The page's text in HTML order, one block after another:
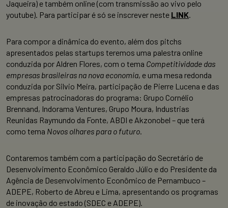
Jaqueira) e também online (com transmissão ao vivo pelo
youtube). Para participar é só se inscrever neste LINK
Para compor a dinâmica do evento, além dos pitchs
apresentados pelas startups teremos uma palestra online
conduzida por Aldren Flores, com o tema Competitividade das
empresas brasileiras na nova economia, e uma mesa redonda
conduzida por Silvio Meira, participação de Pierre Lucena e das
empresas patrocinadoras do programa: Grupo Cornélio
Brennand, Indorama Ventures, Grupo Moura, Industrias
Reunidas Raymundo da Fonte, ABDI e Akzonobel – que terá
como tema Novos olhares para o futuro
Contaremos também com a participação do Secretário de
Desenvolvimento Econômico Geraldo Júlio e do Presidente da
Agência de Desenvolvimento Econômico de Pernambuco –
ADEPE, Roberto de Abreu e Lima, apresentando os programas
de inovação do estado (SDEC e ADEPE).